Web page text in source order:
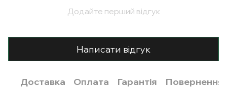
Додайте перший відгук
Написати відгук
Доставка Оплата Гарантія Повернення